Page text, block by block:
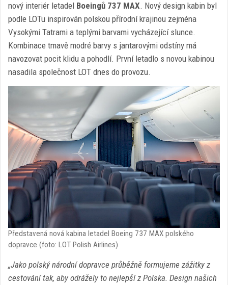
nový interiér letadel Boeingů 737 MAX. Nový design kabin byl
podle LOTu inspirován polskou přírodní krajinou zejména
Vysokými Tatrami a teplými barvami vycházející slunce.
Kombinace tmavě modré barvy s jantarovými odstíny má
navozovat pocit klidu a pohodlí. První letadlo s novou kabinou
nasadila společnost LOT dnes do provozu.
Představená nová kabina letadel Boeing 737 MAX polského
dopravce (foto: LOT Polish Airlines)
„Jako polský národní dopravce průběžně formujeme zážitky z
cestování tak, aby odrážely to nejlepší z Polska. Design našich